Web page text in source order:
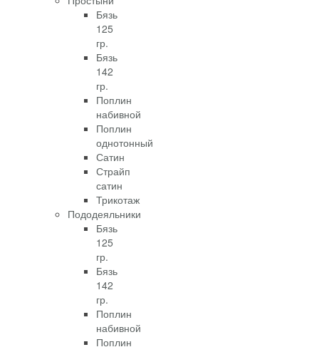
Бязь
125
гр.
Бязь
142
гр.
Поплин
набивной
Поплин
однотонный
Сатин
Страйп
сатин
Трикотаж
Пододеяльники
Бязь
125
гр.
Бязь
142
гр.
Поплин
набивной
Поплин